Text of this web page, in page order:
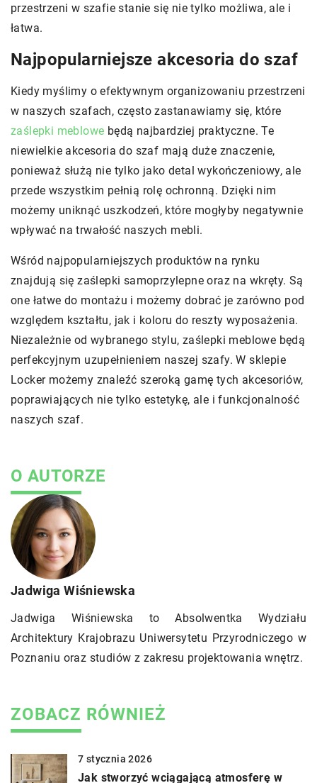
przestrzeni w szafie stanie się nie tylko możliwa, ale i
łatwa.
Najpopularniejsze akcesoria do szaf
Kiedy myślimy o efektywnym organizowaniu przestrzeni
w naszych szafach, często zastanawiamy się, które
zaślepki meblowe będą najbardziej praktyczne. Te
niewielkie akcesoria do szaf mają duże znaczenie,
ponieważ służą nie tylko jako detal wykończeniowy, ale
przede wszystkim pełnią rolę ochronną. Dzięki nim
możemy uniknąć uszkodzeń, które mogłyby negatywnie
wpływać na trwałość naszych mebli.
Wśród najpopularniejszych produktów na rynku
znajdują się zaślepki samoprzylepne oraz na wkręty. Są
one łatwe do montażu i możemy dobrać je zarówno pod
względem kształtu, jak i koloru do reszty wyposażenia.
Niezależnie od wybranego stylu, zaślepki meblowe będą
perfekcyjnym uzupełnieniem naszej szafy. W sklepie
Locker możemy znaleźć szeroką gamę tych akcesoriów,
poprawiających nie tylko estetykę, ale i funkcjonalność
naszych szaf.
O AUTORZE
Jadwiga Wiśniewska
Jadwiga Wiśniewska to Absolwentka Wydziału
Architektury Krajobrazu Uniwersytetu Przyrodniczego w
Poznaniu oraz studiów z zakresu projektowania wnętrz.
ZOBACZ RÓWNIEŻ
7 stycznia 2026
Jak stworzyć wciągającą atmosferę w